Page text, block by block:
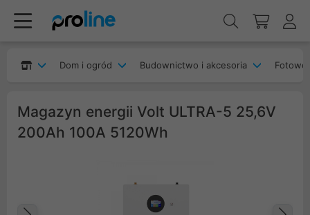
Dom i ogród Budownictwo i akcesoria
Magazyn energii Volt ULTRA-5 25,6V
200Ah 100A 5120Wh